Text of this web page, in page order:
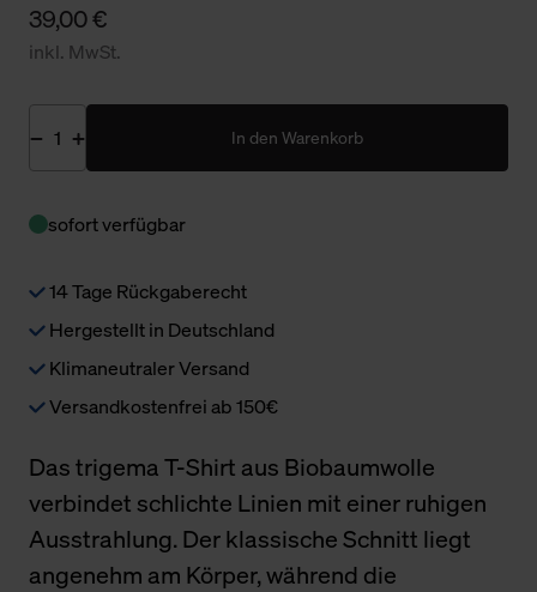
39,00 €
inkl. MwSt.
In den Warenkorb
sofort verfügbar
14 Tage Rückgaberecht
Hergestellt in Deutschland
Klimaneutraler Versand
Versandkostenfrei ab 150€
Das trigema T-Shirt aus Biobaumwolle
verbindet schlichte Linien mit einer ruhigen
Ausstrahlung. Der klassische Schnitt liegt
angenehm am Körper, während die